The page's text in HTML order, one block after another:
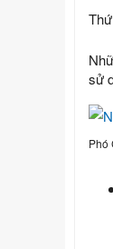
sử
Phó